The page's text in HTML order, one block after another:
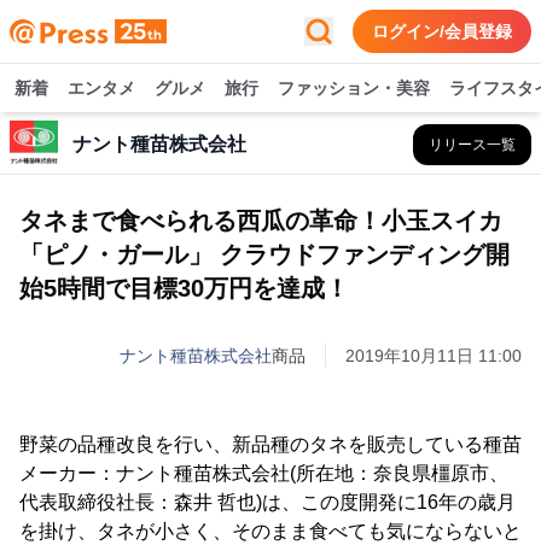
ログイン/会員登録
新着 エンタメ グルメ 旅行 ファッション・美容 ライフスタ
ナント種苗株式会社 リリース一覧
タネまで食べられる西瓜の革命！小玉スイカ
「ピノ・ガール」 クラウドファンディング開
始5時間で目標30万円を達成！
ナント種苗株式会社商品 2019年10月11日 11:00
野菜の品種改良を行い、新品種のタネを販売している種苗
メーカー：ナント種苗株式会社(所在地：奈良県橿原市、
代表取締役社長：森井 哲也)は、この度開発に16年の歳月
を掛け、タネが小さく、そのまま食べても気にならないと